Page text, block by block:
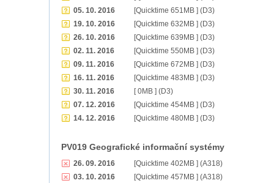
05. 10. 2016
[Quicktime 651MB ] (D3)
19. 10. 2016
[Quicktime 632MB ] (D3)
26. 10. 2016
[Quicktime 639MB ] (D3)
02. 11. 2016
[Quicktime 550MB ] (D3)
09. 11. 2016
[Quicktime 672MB ] (D3)
16. 11. 2016
[Quicktime 483MB ] (D3)
30. 11. 2016
[ 0MB ] (D3)
07. 12. 2016
[Quicktime 454MB ] (D3)
14. 12. 2016
[Quicktime 480MB ] (D3)
PV019 Geografické informační systémy
26. 09. 2016
[Quicktime 402MB ] (A318)
03. 10. 2016
[Quicktime 457MB ] (A318)